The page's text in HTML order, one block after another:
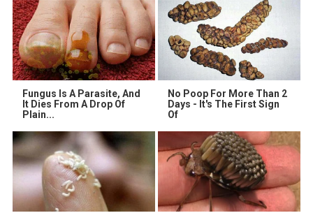
Fungus Is A Parasite, And
It Dies From A Drop Of
Plain...
No Poop For More Than 2
Days - It's The First Sign
Of